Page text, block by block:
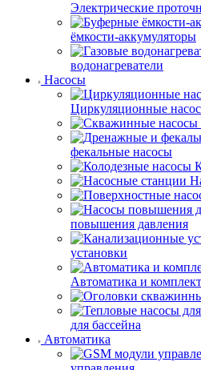
Электрические
ёмкости-аккумуляторы
водонагреватели
Насосы
Циркуляционные
фекальные насосы
повышения давления
установки
Автоматика и
для бассейна
Автоматика